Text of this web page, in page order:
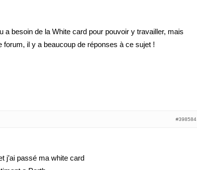
a besoin de la White card pour pouvoir y travailler, mais
forum, il y a beaucoup de réponses à ce sujet !
#398584
j’ai passé ma white card